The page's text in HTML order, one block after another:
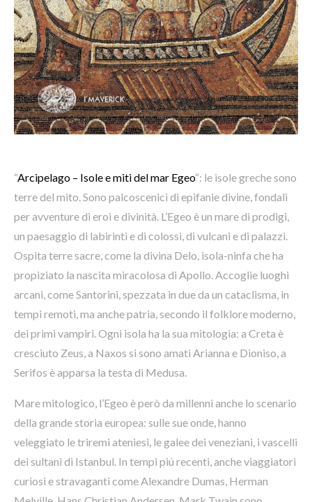
“Arcipelago – Isole e miti del mar Egeo“: le isole greche sono
terre del mito. Sono palcoscenici di epifanie divine, fondali
per avventure di eroi e divinità. L’Egeo è un mare di prodigi,
un paesaggio di labirinti e di colossi, di vulcani e di palazzi.
Ospita terre sacre, come la divina Delo, isola-ninfa che ha
propiziato la nascita miracolosa di Apollo. Accoglie luoghi
arcani, come Santorini, spezzata in due da un cataclisma, in
tempi remoti, ma anche patria, secondo il folklore moderno,
dei primi vampiri. Ogni isola ha la sua mitologia: a Creta è
cresciuto Zeus, a Naxos si sono amati Arianna e Dioniso, a
Serifos è apparsa la testa di Medusa.
Mare mitologico, l’Egeo è però da millenni anche lo scenario
della grande storia europea: sulle sue onde, hanno
veleggiato le triremi ateniesi, le galee dei veneziani, i vascelli
dei sultani di Istanbul. In tempi piú recenti, anche viaggiatori
curiosi e stravaganti come Alexandre Dumas, Herman